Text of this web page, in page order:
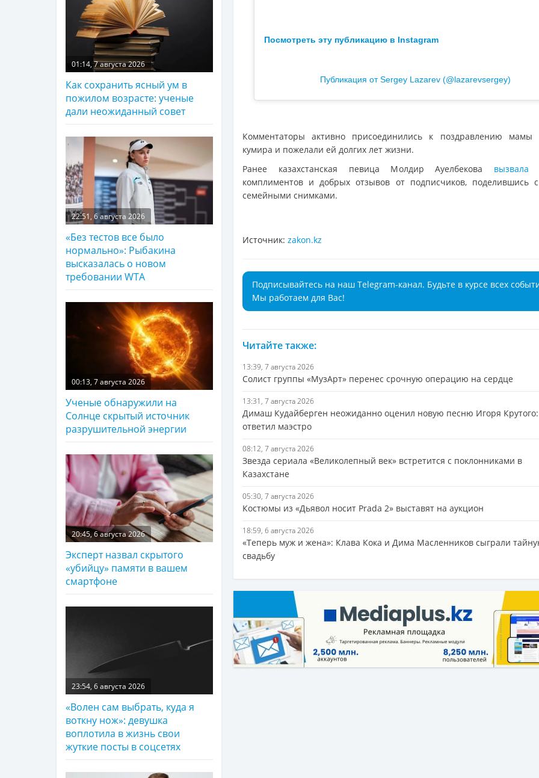
Посмотреть эту публикацию в Instagram
Публикация от Sergey Lazarev (@lazarevsergey)
Комментаторы активно присоединились к поздравлению мамы
кумира и пожелали ей долгих лет жизни.
Ранее казахстанская певица Молдир Ауелбекова
комплиментов и добрых отзывов от подписчиков, поделившись
семейными снимками.
Источник: zakon.kz
Подписывайтесь на наш Telegram-канал. Будьте в курсе всех
Мы работаем для Вас!
Читайте также:
13:39, 7 августа 2026
Солист группы «МузАрт» перенес срочную операцию на сердце
13:31, 7 августа 2026
Димаш Кудайберген неожиданно оценил новую песню Игоря
ответил маэстро
08:12, 7 августа 2026
Звезда сериала «Великолепный век» встретится с поклонниками в
Казахстане
05:30, 7 августа 2026
Костюмы из «Дьявол носит Prada 2» выставят на аукцион
18:59, 6 августа 2026
«Теперь муж и жена»: Клава Кока и Дима Масленников сыграли
свадьбу
01:14, 7 августа 2026
Как сохранить ясный ум в
пожилом возрасте: ученые
дали неожиданный совет
22:51, 6 августа 2026
«Без тестов все было
нормально»: Рыбакина
высказалась о новом
требовании WTA
00:13, 7 августа 2026
Ученые обнаружили на
Солнце скрытый источник
разрушительной энергии
20:45, 6 августа 2026
Эксперт назвал скрытого
«убийцу» памяти в вашем
смартфоне
23:54, 6 августа 2026
«Волен сам выбрать, куда я
воткну нож»: девушка
воплотила в жизнь свои
жуткие посты в соцсетях